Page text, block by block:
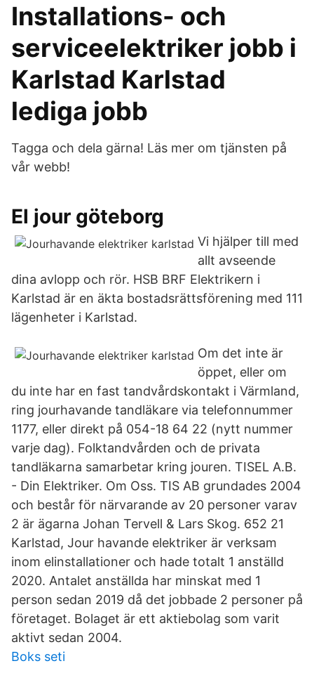
Installations- och
serviceelektriker jobb i
Karlstad Karlstad
lediga jobb
Tagga och dela gärna! Läs mer om tjänsten på
vår webb!
El jour göteborg
Vi hjälper till med
allt avseende
dina avlopp och rör. HSB BRF Elektrikern i
Karlstad är en äkta bostadsrättsförening med 111
lägenheter i Karlstad.
Om det inte är
öppet, eller om
du inte har en fast tandvårdskontakt i Värmland,
ring jourhavande tandläkare via telefonnummer
1177, eller direkt på 054-18 64 22 (nytt nummer
varje dag). Folktandvården och de privata
tandläkarna samarbetar kring jouren. TISEL A.B.
- Din Elektriker. Om Oss. TIS AB grundades 2004
och består för närvarande av 20 personer varav
2 är ägarna Johan Tervell & Lars Skog. 652 21
Karlstad, Jour havande elektriker är verksam
inom elinstallationer och hade totalt 1 anställd
2020. Antalet anställda har minskat med 1
person sedan 2019 då det jobbade 2 personer på
företaget. Bolaget är ett aktiebolag som varit
aktivt sedan 2004.
Boks seti